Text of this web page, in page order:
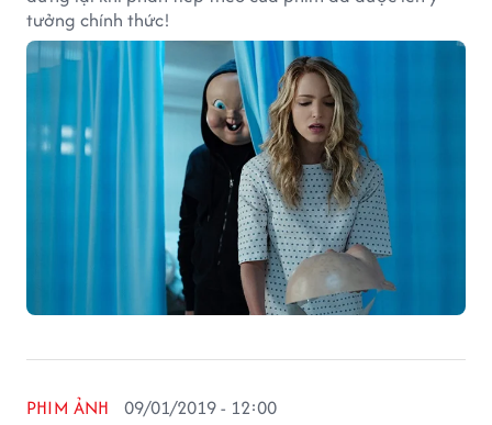
tưởng chính thức!
PHIM ẢNH 09/01/2019 - 12:00